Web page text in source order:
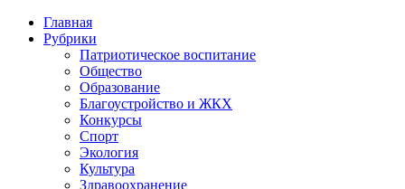
Главная
Рубрики
Патриотическое воспитание
Общество
Образование
Благоустройство и ЖКХ
Конкурсы
Спорт
Экология
Культура
Здравоохранение